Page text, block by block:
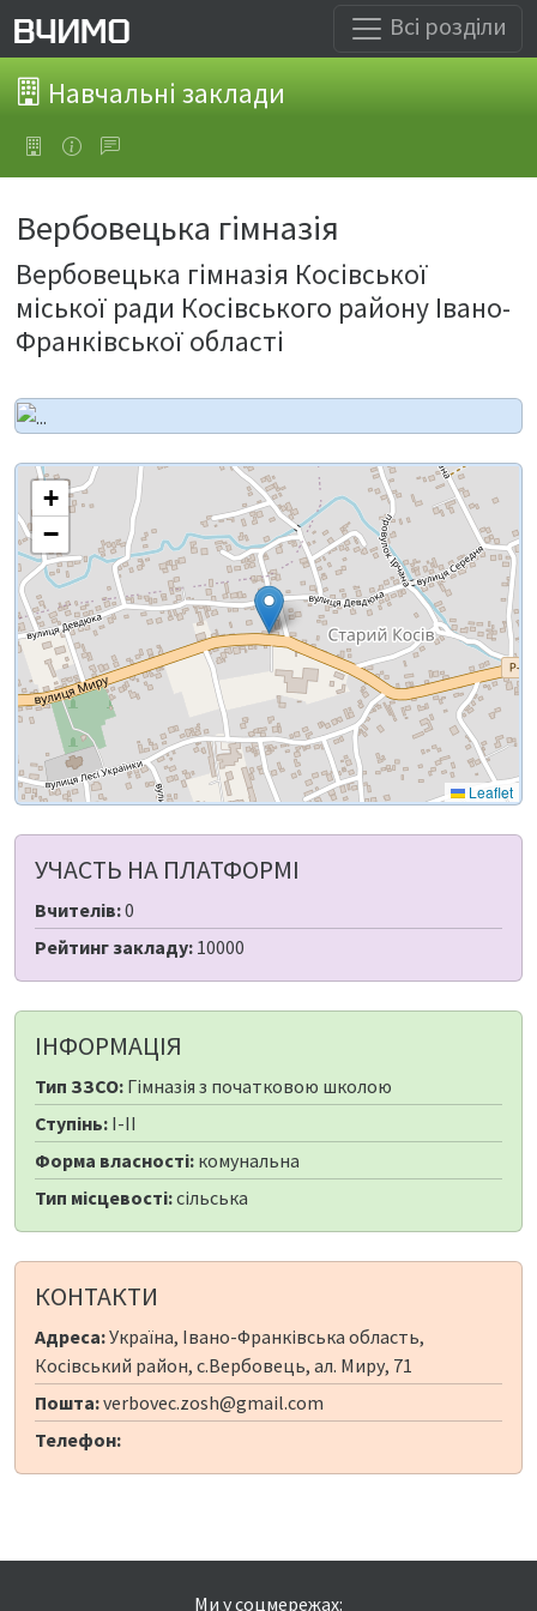
Всі розділи
Навчальні заклади
Вербовецька гімназія
Вербовецька гімназія Косівської
міської ради Косівського району Івано-
Франківської області
+
−
Leaflet
УЧАСТЬ НА ПЛАТФОРМІ
Вчителів:0
Рейтинг закладу: 10000
ІНФОРМАЦІЯ
Тип ЗЗСО: Гімназія з початковою школою
Ступінь: I-II
Форма власності: комунальна
Тип місцевості:сільська
КОНТАКТИ
Адреса:Україна, Івано-Франківська область,
Косівський район, с.Вербовець, ал. Миру, 71
Пошта:verbovec.zosh@gmail.com
Телефон:
Ми у соцмережах: